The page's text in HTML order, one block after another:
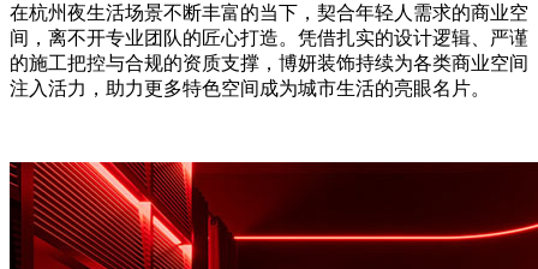
在杭州夜生活场景不断丰富的当下，契合年轻人需求的商业空
间，离不开专业团队的匠心打造。凭借扎实的设计逻辑、严谨
的施工把控与合规的资质支撑，博妍装饰持续为各类商业空间
注入活力，助力更多特色空间成为城市生活的亮眼名片。